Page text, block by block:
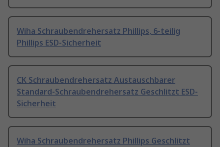
Wiha Schraubendrehersatz Phillips, 6-teilig
Phillips ESD-Sicherheit
CK Schraubendrehersatz Austauschbarer
Standard-Schraubendrehersatz Geschlitzt ESD-
Sicherheit
Wiha Schraubendrehersatz Phillips Geschlitzt